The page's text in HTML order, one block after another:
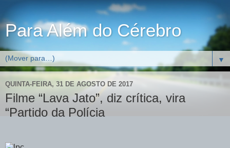
Para Além do Cérebro
▼
QUINTA-FEIRA, 31 DE AGOSTO DE 2017
Filme “Lava Jato”, diz crítica, vira
“Partido da Polícia